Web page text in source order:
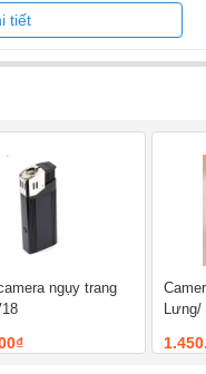
tiết
ngụy trang
Lưng/